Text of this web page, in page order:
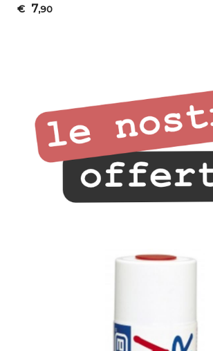
€ 7,90